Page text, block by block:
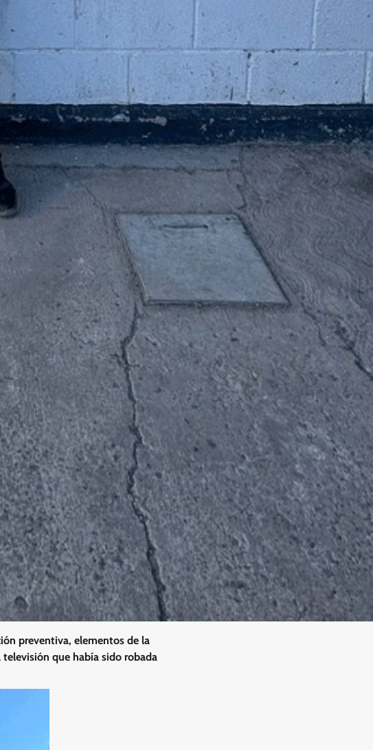
preventiva, elementos de la
que había sido robada